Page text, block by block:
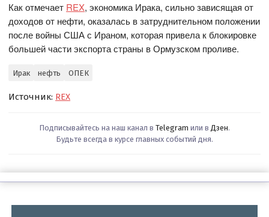
Как отмечает REX, экономика Ирака, сильно зависящая от
доходов от нефти, оказалась в затруднительном положении
после войны США с Ираном, которая привела к блокировке
большей части экспорта страны в Ормузском проливе.
Ирак нефть ОПЕК
Источник: REX
Подписывайтесь на наш канал в Telegram или в Дзен.
Будьте всегда в курсе главных событий дня.